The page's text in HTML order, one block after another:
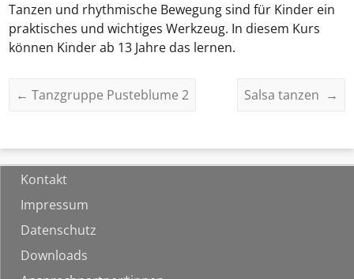
Tanzen und rhythmische Bewegung sind für Kinder ein
praktisches und wichtiges Werkzeug. In diesem Kurs
können Kinder ab 13 Jahre das lernen.
← Tanzgruppe Pusteblume 2 Salsa tanzen →
Kontakt
Impressum
Datenschutz
Downloads